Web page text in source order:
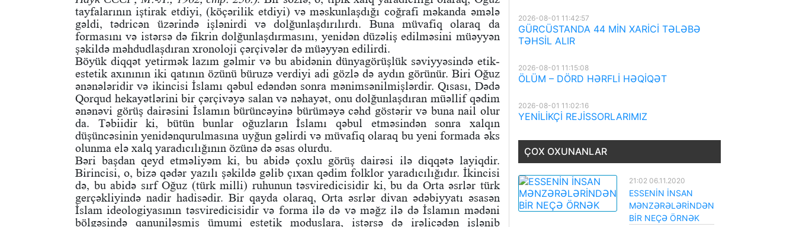
tayfalarının iştirak etdiyi, (köçərilik etdiyi) və məskunlaşdığı coğrafi məkanda əmələ
gəldi, tədricən üzərində işlənirdi və dolğunlaşdırılırdı. Buna müvafiq olaraq da
formasını və istərsə də fikrin dolğunlaşdırmasını, yenidən düzəliş edilməsini müəyyən
şəkildə məhdudlaşdıran xronoloji çərçivələr də müəyyən edilirdi.
Böyük diqqət yetirmək lazım gəlmir və bu abidənin dünyagörüşlük səviyyəsində etik-
estetik axınının iki qatının özünü büruzə verdiyi adi gözlə də aydın görünür. Biri Oğuz
ənənələridir və ikincisi İslamı qəbul edəndən sonra mənimsənilmişlərdir. Qısası, Dədə
Qorqud hekayətlərini bir çərçivəyə salan və nəhayət, onu dolğunlaşdıran müəllif qədim
ənənəvi görüş dairəsini İslamın bürüncəyinə bürüməyə cəhd göstərir və buna nail olur
da. Təbiidir ki, bütün bunlar oğuzların İslamı qəbul etməsindən sonra xalqın
düşüncəsinin yenidənqurulmasına uyğun gəlirdi və müvafiq olaraq bu yeni formada əks
olunma elə xalq yaradıcılığının özünə də əsas olurdu.
Bəri başdan qeyd etməliyəm ki, bu abidə çoxlu görüş dairəsi ilə diqqətə layiqdir.
Birincisi, o, bizə qədər yazılı şəkildə gəlib çıxan qədim folklor yaradıcılığıdır. İkincisi
də, bu abidə sırf Oğuz (türk milli) ruhunun təsviredicisidir ki, bu da Orta əsrlər türk
gerçəkliyində nadir hadisədir. Bir qayda olaraq, Orta əsrlər divan ədəbiyyatı əsasən
İslam ideologiyasının təsviredicisidir və forma ilə də və məğz ilə də İslamın mədəni
bölgəsində qanuniləşmiş ümumi estetik moduslara, istərsə də irəlicədən işlənib
2026-08-01 11:42:57
GÜRCÜSTANDA 44 MİN XARİCİ TƏLƏBƏ
TƏHSİL ALIR
2026-08-01 11:15:08
ÖLÜM – DÖRD HƏRFLİ HƏQİQƏT
2026-08-01 11:02:16
YENİLİKÇİ REJİSSORLARIMIZ
ÇOX OXUNANLAR
21:02 06.11.2020
ESSENİN İNSAN
MƏNZƏRƏLƏRİNDƏN
BİR NEÇƏ ÖRNƏK